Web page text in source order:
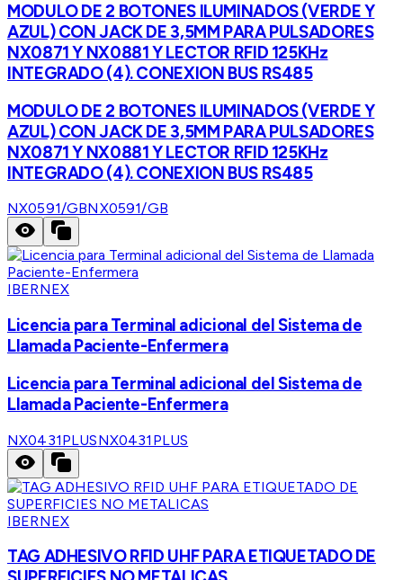
MODULO DE 2 BOTONES ILUMINADOS (VERDE Y
AZUL) CON JACK DE 3,5MM PARA PULSADORES
NX0871 Y NX0881 Y LECTOR RFID 125KHz
INTEGRADO (4). CONEXION BUS RS485
MODULO DE 2 BOTONES ILUMINADOS (VERDE Y
AZUL) CON JACK DE 3,5MM PARA PULSADORES
NX0871 Y NX0881 Y LECTOR RFID 125KHz
INTEGRADO (4). CONEXION BUS RS485
NX0591/GBNX0591/GB
IBERNEX
Licencia para Terminal adicional del Sistema de
Llamada Paciente-Enfermera
Licencia para Terminal adicional del Sistema de
Llamada Paciente-Enfermera
NX0431PLUSNX0431PLUS
IBERNEX
TAG ADHESIVO RFID UHF PARA ETIQUETADO DE